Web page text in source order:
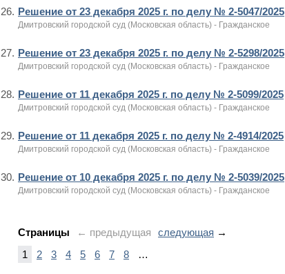
26. Решение от 23 декабря 2025 г. по делу № 2-5047/2025
Дмитровский городской суд (Московская область) - Гражданское
27. Решение от 23 декабря 2025 г. по делу № 2-5298/2025
Дмитровский городской суд (Московская область) - Гражданское
28. Решение от 11 декабря 2025 г. по делу № 2-5099/2025
Дмитровский городской суд (Московская область) - Гражданское
29. Решение от 11 декабря 2025 г. по делу № 2-4914/2025
Дмитровский городской суд (Московская область) - Гражданское
30. Решение от 10 декабря 2025 г. по делу № 2-5039/2025
Дмитровский городской суд (Московская область) - Гражданское
Страницы ← предыдущая следующая →
1
2 3 4 5 6 7 8 …